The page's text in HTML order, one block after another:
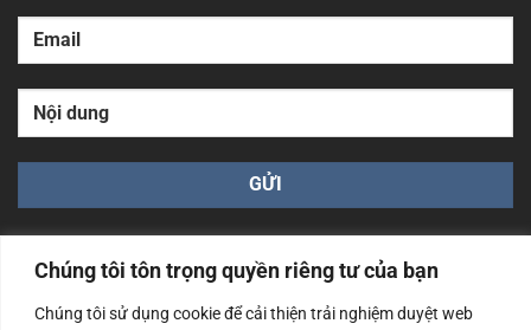
Chúng tôi tôn trọng quyền riêng tư của bạn
Chúng tôi sử dụng cookie để cải thiện trải nghiệm duyệt web